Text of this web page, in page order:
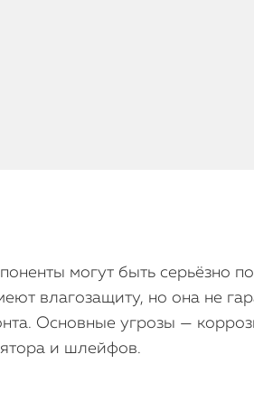
могут быть серьёзно
влагозащиту, но она не
Основные угрозы —
и шлейфов.